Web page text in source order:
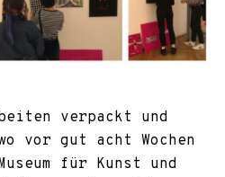
verpackt und
vor gut acht Wochen
für Kunst und